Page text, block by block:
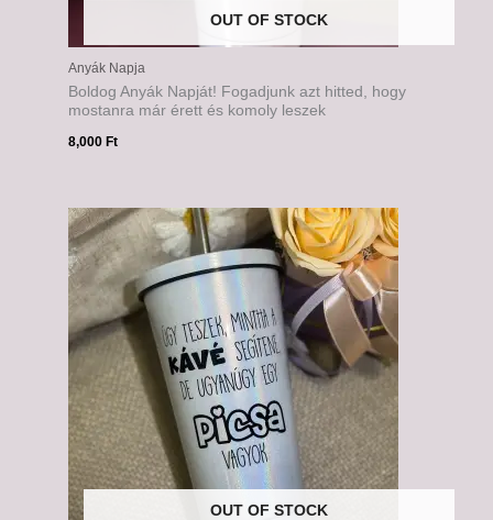
OUT OF STOCK
Anyák Napja
Boldog Anyák Napját! Fogadjunk azt hitted, hogy
mostanra már érett és komoly leszek
8,000 Ft
OUT OF STOCK